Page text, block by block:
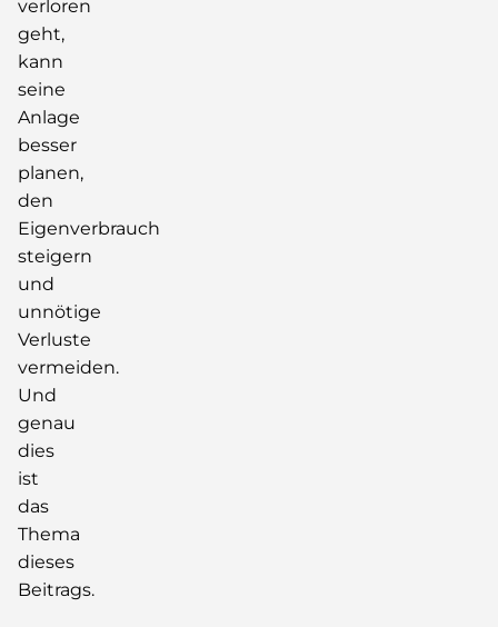
verloren
geht,
kann
seine
Anlage
besser
planen,
den
Eigenverbrauch
steigern
und
unnötige
Verluste
vermeiden.
Und
genau
dies
ist
das
Thema
dieses
Beitrags.